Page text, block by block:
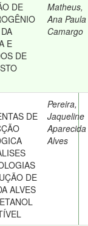
DE
E
DE
Matheus,
Ana Paula
Camargo
DE
DE
ALVES
Pereira,
Jaqueline
Aparecida
Alves